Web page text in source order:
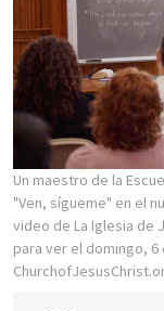
Un maestro de la
"Ven, sígueme" en el
video de La Iglesia de
para ver el domingo,